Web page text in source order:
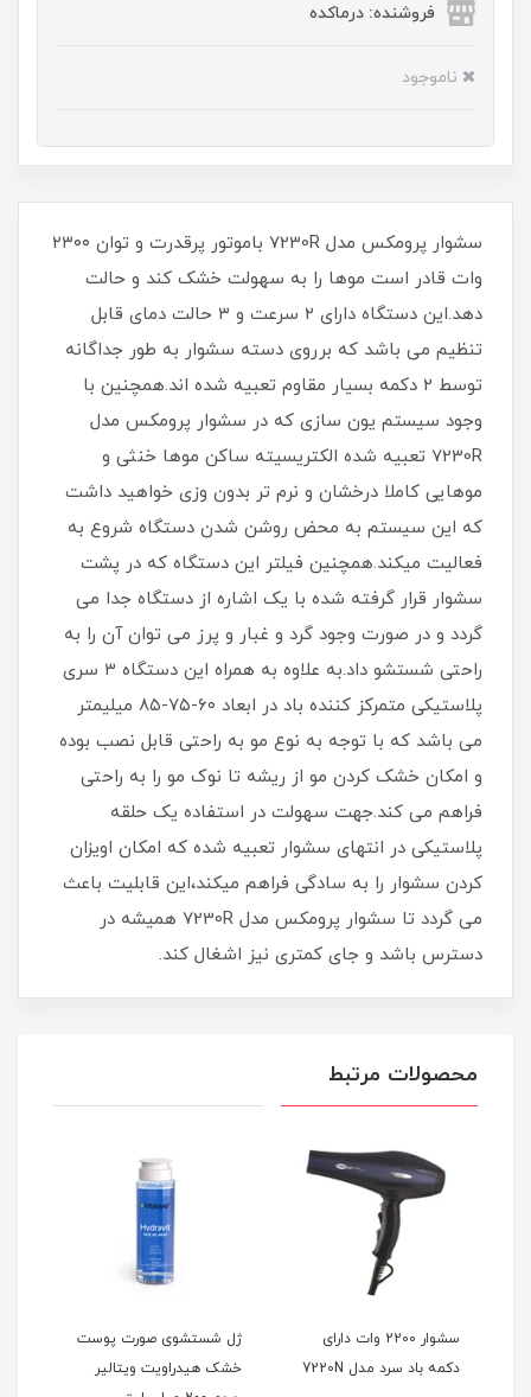
فروشنده: درماکده
ناموجود
سشوار پرومکس مدل 7230R باموتور پرقدرت و توان ۲۳۰۰
وات قادر است موها را به سهولت خشک کند و حالت
دهد.این دستگاه دارای ۲ سرعت و ۳ حالت دمای قابل
تنظیم می باشد که برروی دسته سشوار به طور جداگانه
توسط ۲ دکمه بسیار مقاوم تعبیه شده اند.همچنین با
وجود سیستم یون سازی که در سشوار پرومکس مدل
7230R تعبیه شده الکتریسیته ساکن موها خنثی و
موهایی کاملا درخشان و نرم تر بدون وزی خواهید داشت
که این سیستم به محض روشن شدن دستگاه شروع به
فعالیت میکند.همچنین فیلتر این دستگاه که در پشت
سشوار قرار گرفته شده با یک اشاره از دستگاه جدا می
گردد و در صورت وجود گرد و غبار و پرز می توان آن را به
راحتی شستشو داد.به علاوه به همراه این دستگاه ۳ سری
پلاستیکی متمرکز کننده باد در ابعاد ۶۰-۷۵-۸۵ میلیمتر
می باشد که با توجه به نوع مو به راحتی قابل نصب بوده
و امکان خشک کردن مو از ریشه تا نوک مو را به راحتی
فراهم می کند.جهت سهولت در استفاده یک حلقه
پلاستیکی در انتهای سشوار تعبیه شده که امکان اویزان
کردن سشوار را به سادگی فراهم میکند،این قابلیت باعث
می گردد تا سشوار پرومکس مدل 7230R همیشه در
دسترس باشد و جای کمتری نیز اشغال کند.
محصولات مرتبط
سشوار 2200 وات دارای
دکمه باد سرد مدل 7220N
ژل شستشوی صورت پوست
خشک هیدراویت ویتالیر